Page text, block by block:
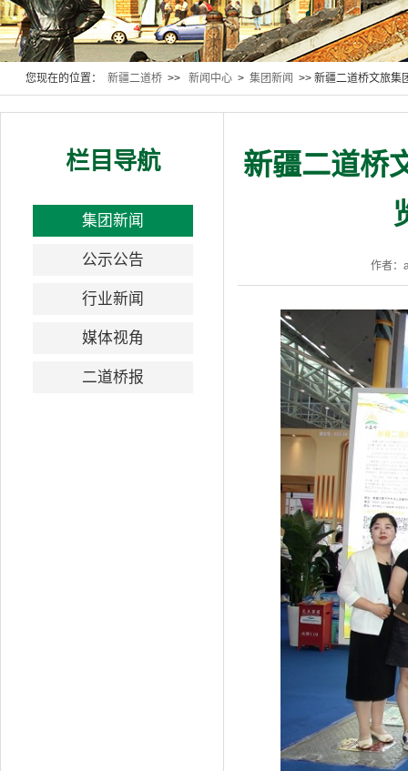
您现在的位置： 新疆二道桥 >> 新闻中心 > 集团新闻 >> 新疆二道桥文旅集
新疆二道桥
作者：
栏目导航
集团新闻
公示公告
行业新闻
媒体视角
二道桥报